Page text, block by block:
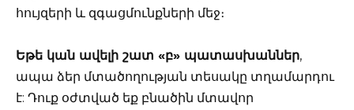
հույզերի և զգացմունքների մեջ։
Եթե ​​կան ավելի շատ «բ» պատասխաններ,
ապա ձեր մտածողության տեսակը տղամարդու
է: Դուք օժտված եք բնածին մտավոր